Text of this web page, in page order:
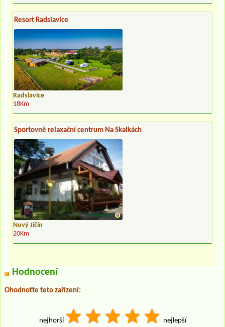
Resort Radslavice
Radslavice
18Km
Sportovně relaxační centrum Na Skalkách
Nový Jičín
20Km
Hodnocení
Ohodnoťte teto zařízení:
nejhorší nejlepší